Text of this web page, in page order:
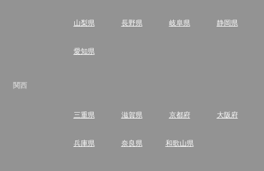
山梨県 長野県 岐阜県 静岡県
愛知県
関西
三重県 滋賀県 京都府 大阪府
兵庫県 奈良県 和歌山県